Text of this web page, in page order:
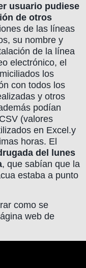
usuario pudiese
de otros
de las líneas
su nombre y
de la línea
electrónico, el
los
con todos los
y otros
podían
(valores
en Excel.y
horas. El
del lunes
, que sabían que la
estaba a punto
como se
web de